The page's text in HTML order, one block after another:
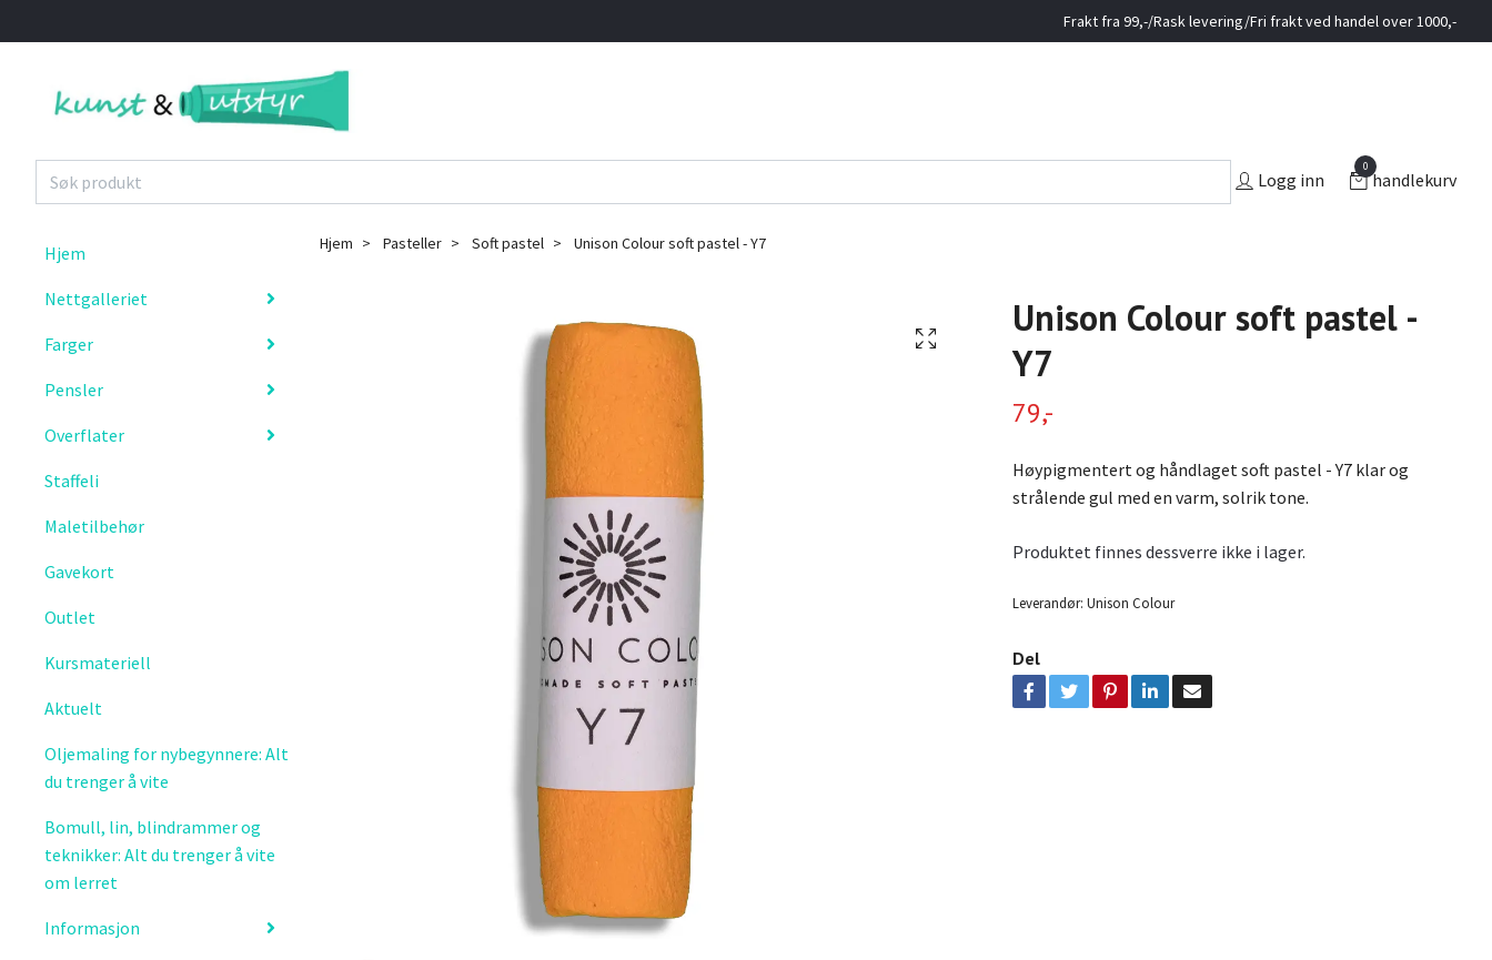
Frakt fra 99,-/Rask levering/Fri frakt ved handel over 1000,-
Logg inn
0
handlekurv
Hjem
Nettgalleriet
Farger
Pensler
Overflater
Staffeli
Maletilbehør
Gavekort
Outlet
Kursmateriell
Aktuelt
Oljemaling for nybegynnere: Alt
du trenger å vite
Bomull, lin, blindrammer og
teknikker: Alt du trenger å vite
om lerret
Informasjon
Hjem Pasteller Soft pastel Unison Colour soft pastel - Y7
Unison Colour soft pastel -
Y7
79,-
Høypigmentert og håndlaget soft pastel - Y7 klar og
strålende gul med en varm, solrik tone.
Produktet finnes dessverre ikke i lager.
Leverandør: Unison Colour
Del